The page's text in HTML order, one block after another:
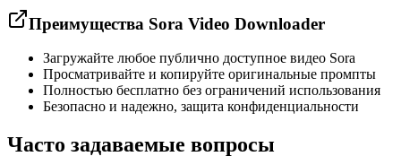
Преимущества Sora Video Downloader
Загружайте любое публично доступное видео Sora
Просматривайте и копируйте оригинальные промпты
Полностью бесплатно без ограничений использования
Безопасно и надежно, защита конфиденциальности
Часто задаваемые вопросы